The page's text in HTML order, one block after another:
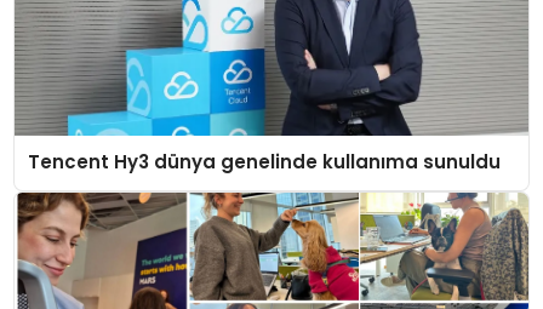
Tencent Hy3 dünya genelinde kullanıma sunuldu